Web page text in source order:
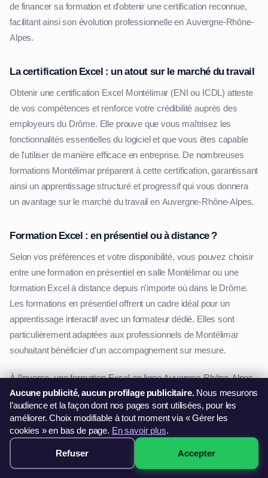
de financer sa formation et d'obtenir une certification reconnue,
facilitant ainsi son évolution professionnelle en Auvergne-Rhône-
Alpes.
La certification Excel : un atout sur le marché du travail
Obtenir une certification Excel Montélimar (ENI ou ICDL) atteste
de vos compétences et renforce votre crédibilité auprès des
employeurs du Drôme. Elle prouve que vous maîtrisez les
fonctionnalités essentielles du logiciel et que vous êtes capable
de l'utiliser de manière efficace en entreprise. De nombreuses
formations Montélimar préparent à cette certification, garantissant
ainsi un apprentissage structuré et progressif qui vous donnera
un avantage sur le marché du travail en Auvergne-Rhône-Alpes.
Formation Excel : en présentiel ou à distance ?
Selon vos préférences et votre disponibilité, vous pouvez choisir
entre une formation en présentiel en salle Montélimar ou une
formation Excel à distance depuis n'importe où dans le Drôme.
Les formations en présentiel offrent un cadre idéal pour un
apprentissage interactif avec un formateur dédié. Elles sont
particulièrement adaptées aux professionnels de Montélimar
souhaitant bénéficier d'un accompagnement sur mesure.
À l'inverse, une formation Excel en ligne Auvergne-Rhône-Alpes
permet de se former à son rythme, où que l'on soit dans le
Drôme. C'est une option idéale pour les personnes ayant un
emploi du temps chargé ou préférant un apprentissage
autonome. Avec des supports pédagogiques variés (vidéos,
exercices pratiques, quiz interactifs), ces formations garantissent
une montée en compétences progressive et efficace.
299€ · Voir les sessions →
Aucune publicité, aucun profilage publicitaire.Nous mesurons
l’audience et la façon dont nos pages sont utilisées, pour les
améliorer. Choix modifiable à tout moment via « Gérer les
cookies » en bas de page. En savoir plus.
Refuser Accepter